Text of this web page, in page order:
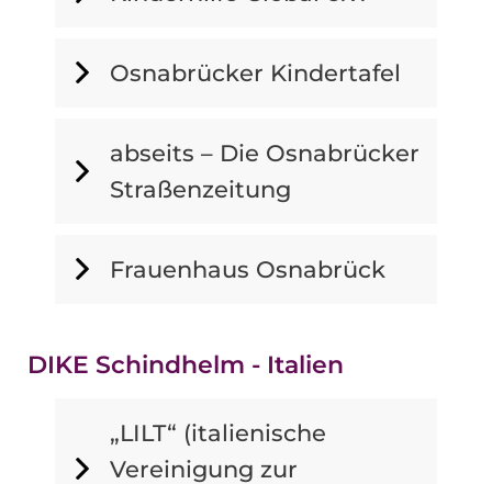
Osnabrücker Kindertafel
abseits – Die Osnabrücker
Straßenzeitung
Frauenhaus Osnabrück
DIKE Schindhelm - Italien
„LILT“ (italienische
Vereinigung zur